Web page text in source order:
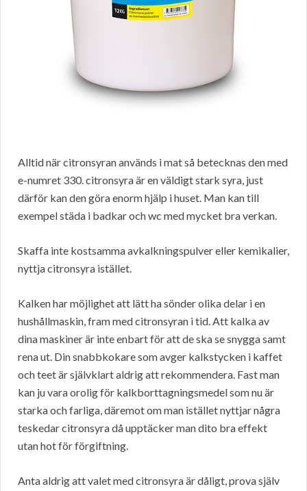
Alltid när citronsyran används i mat så betecknas den med
e-numret 330. citronsyra är en väldigt stark syra, just
därför kan den göra enorm hjälp i huset. Man kan till
exempel städa i badkar och wc med mycket bra verkan.
Skaffa inte kostsamma avkalkningspulver eller kemikalier,
nyttja citronsyra istället.
Kalken har möjlighet att lätt ha sönder olika delar i en
hushållmaskin, fram med citronsyran i tid. Att kalka av
dina maskiner är inte enbart för att de ska se snygga samt
rena ut. Din snabbkokare som avger kalkstycken i kaffet
och teet är självklart aldrig att rekommendera. Fast man
kan ju vara orolig för kalkborttagningsmedel som nu är
starka och farliga, däremot om man istället nyttjar några
teskedar citronsyra då upptäcker man dito bra effekt
utan hot för förgiftning.
Anta aldrig att valet med citronsyra är dåligt, prova själv